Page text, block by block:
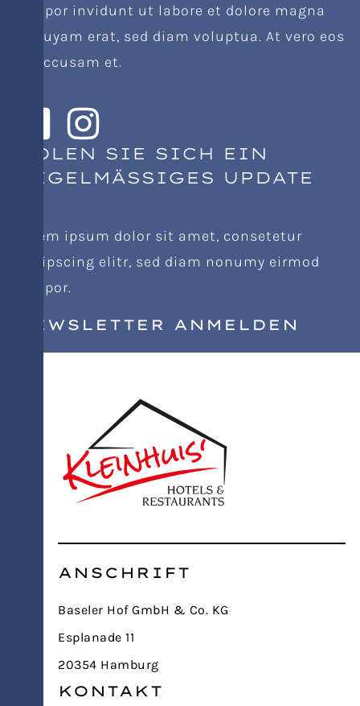
tempor invidunt ut labore et dolore magna
aliquyam erat, sed diam voluptua. At vero eos
et accusam et.
HOLEN SIE SICH EIN
REGELMÄSSIGES UPDATE
Lorem ipsum dolor sit amet, consetetur
sadipscing elitr, sed diam nonumy eirmod
tempor.
NEWSLETTER ANMELDEN
ANSCHRIFT
Baseler Hof GmbH & Co. KG
Esplanade 11
20354 Hamburg
KONTAKT